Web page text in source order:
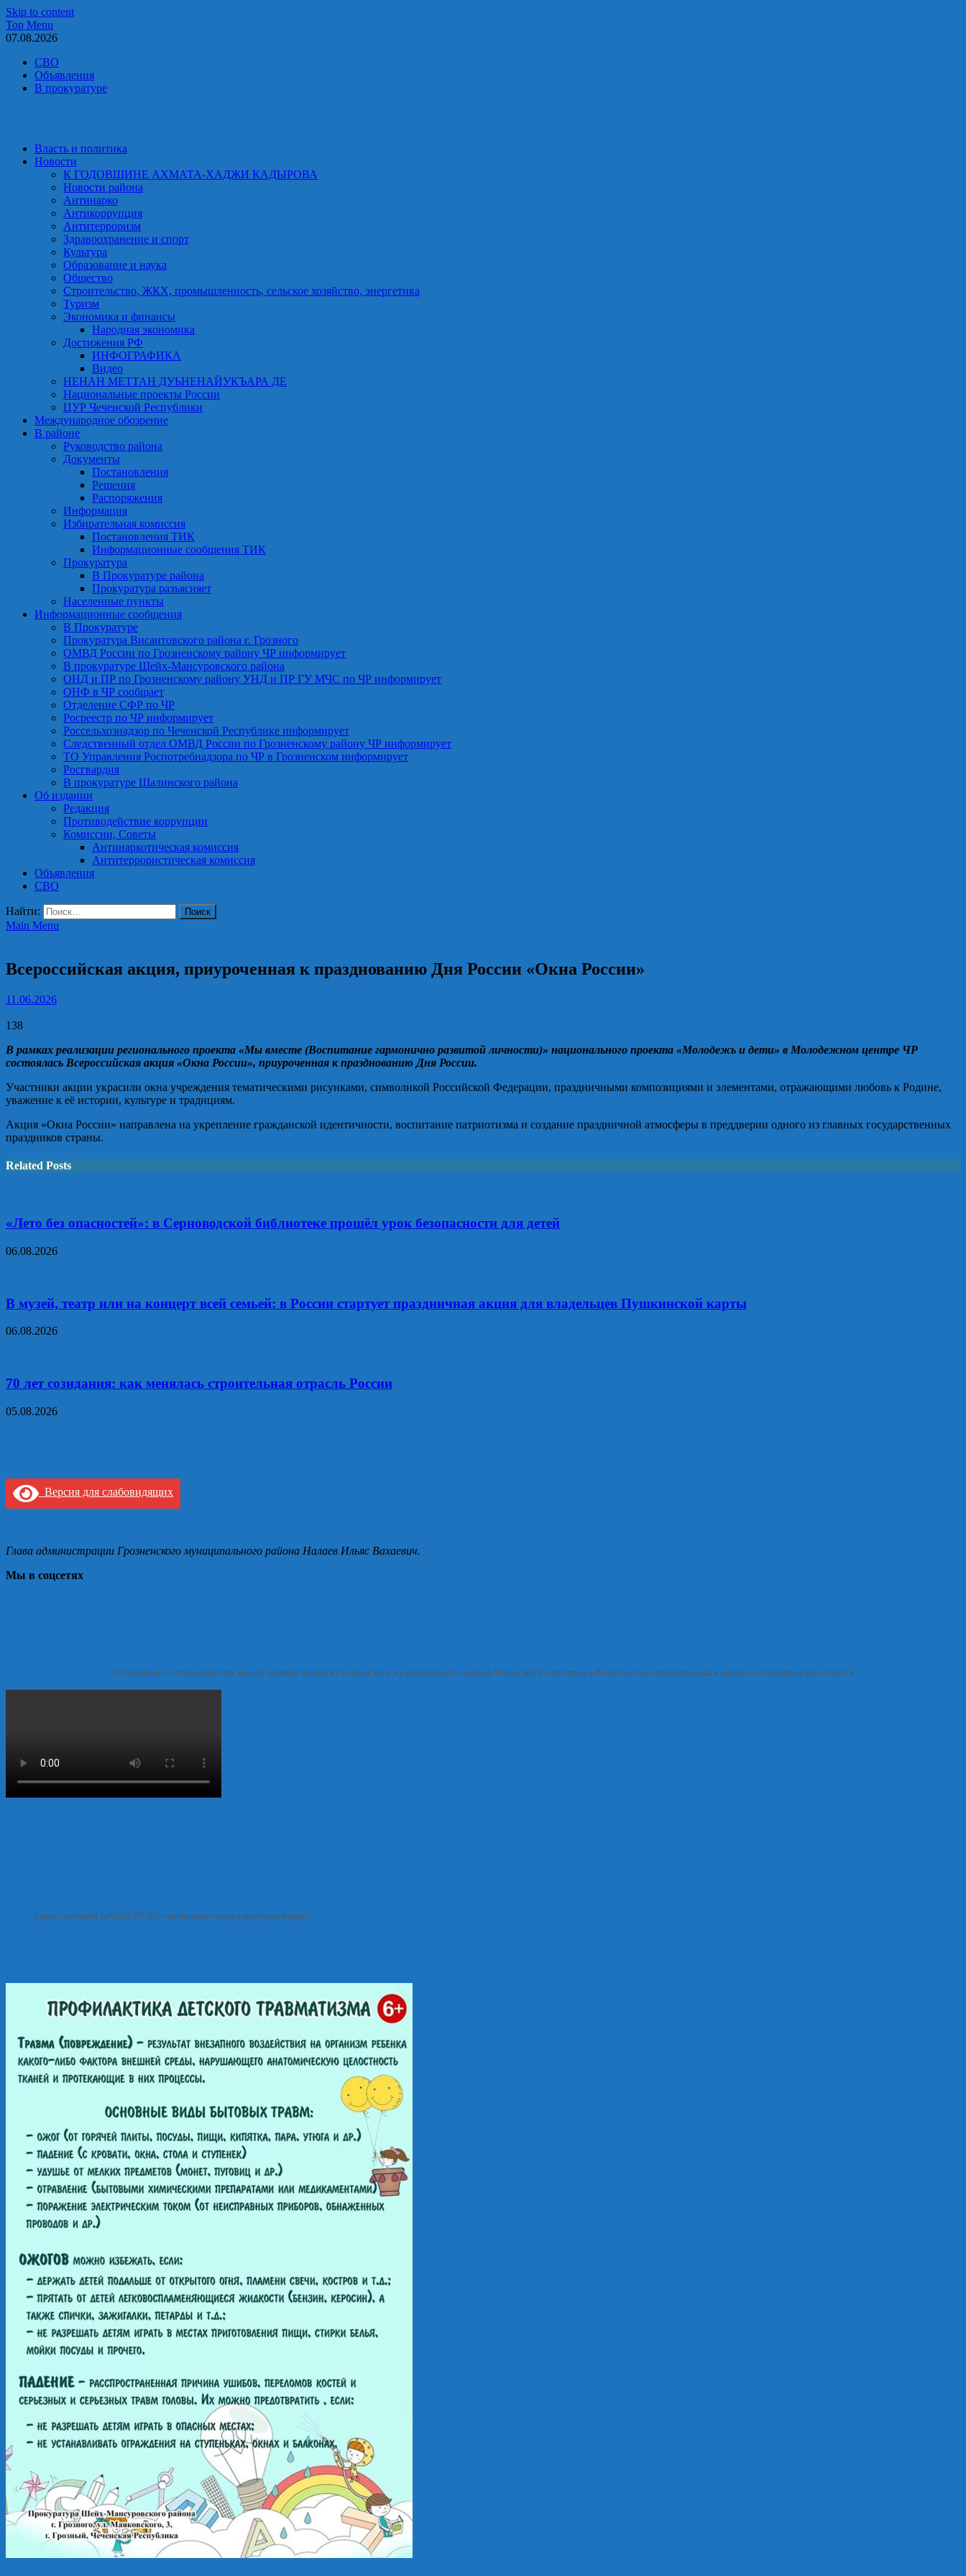
Skip to content
Top Menu
07.08.2026
СВО
Объявления
В прокуратуре
Власть и политика
Новости
К ГОДОВЩИНЕ АХМАТА-ХАДЖИ КАДЫРОВА
Новости района
Антинарко
Антикоррупция
Антитерроризм
Здравоохранение и спорт
Культура
Образование и наука
Общество
Строительство, ЖКХ, промышленность, сельское хозяйство, энергетика
Туризм
Экономика и финансы
Народная экономика
Достижения РФ
ИНФОГРАФИКА
Видео
НЕНАН МЕТТАН ДУЬНЕНАЙУКЪАРА ДЕ
Национальные проекты России
ЦУР Чеченской Республики
Международное обозрение
В районе
Руководство района
Документы
Постановления
Решения
Распоряжения
Информация
Избирательная комиссия
Постановления ТИК
Информационные сообщения ТИК
Прокуратура
В Прокуратуре района
Прокуратура разъясняет
Населенные пункты
Информационные сообщения
В Прокуратуре
Прокуратура Висаитовского района г. Грозного
ОМВД России по Грозненскому району ЧР информирует
В прокуратуре Шейх-Мансуровского района
ОНД и ПР по Грозненскому району УНД и ПР ГУ МЧС по ЧР информирует
ОНФ в ЧР сообщает
Отделение СФР по ЧР
Росреестр по ЧР информирует
Россельхознадзор по Чеченской Республике информирует
Следственный отдел ОМВД России по Грозненскому району ЧР информирует
ТО Управления Роспотребнадзора по ЧР в Грозненском информирует
Росгвардия
В прокуратуре Шалинского района
Об издании
Редакция
Противодействие коррупции
Комиссии, Советы
Антинаркотическая комиссия
Антитеррористическая комиссия
Объявления
СВО
Найти:
Main Menu
Всероссийская акция, приуроченная к празднованию Дня России «Окна России»
11.06.2026
138
В рамках реализации регионального проекта «Мы вместе (Воспитание гармонично развитой личности)» национального проекта «Молодежь и дети» в Молодежном центре ЧР
состоялась Всероссийская акция «Окна России», приуроченная к празднованию Дня России.
Участники акции украсили окна учреждения тематическими рисунками, символикой Российской Федерации, праздничными композициями и элементами, отражающими любовь к Родине,
уважение к её истории, культуре и традициям.
Акция «Окна России» направлена на укрепление гражданской идентичности, воспитание патриотизма и создание праздничной атмосферы в преддверии одного из главных государственных
праздников страны.
Related Posts
«Лето без опасностей»: в Серноводской библиотеке прошёл урок безопасности для детей
06.08.2026
В музей, театр или на концерт всей семьей: в России стартует праздничная акция для владельцев Пушкинской карты
06.08.2026
70 лет созидания: как менялась строительная отрасль России
05.08.2026
Версия для слабовидящих
Глава администрации Грозненского муниципального района Налаев Ильяс Вахаевич.
Мы в соцсетях
Соглашение о сотрудничестве между администрацией Грозненского муниципального района Чеченской Республики и Всеволжским муниципальным районом Ленинградской области
https://zovzemli.ru/2025/07/30/v-prokurature-rajona-preduprezhdajut/